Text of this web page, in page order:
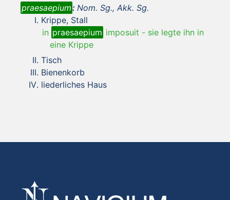
praesaepium: Nom. Sg., Akk. Sg.
Krippe, Stall
in praesaepium imposuit - sie legte ihn in
eine Krippe
Tisch
Bienenkorb
liederliches Haus